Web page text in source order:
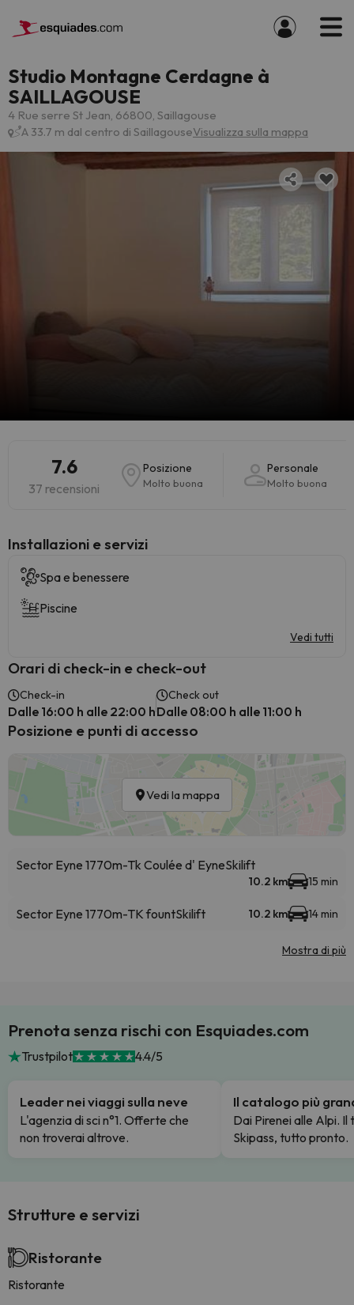
Studio Montagne Cerdagne à
SAILLAGOUSE
4 Rue serre St Jean, 66800, Saillagouse
A 33.7 m dal centro di SaillagouseVisualizza sulla mappa
7.6
37 recensioni
Posizione
Molto buona
Personale
Molto buona
Installazioni e servizi
Spa e benessere
Piscine
Vedi tutti
Orari di check-in e check-out
Check-in
Dalle 16:00 h alle 22:00 h
Check out
Dalle 08:00 h alle 11:00 h
Posizione e punti di accesso
Vedi la mappa
Sector Eyne 1770m-Tk Coulée d' EyneSkilift
10.2 km 15 min
Sector Eyne 1770m-TK fountSkilift 10.2 km 14 min
Mostra di più
Prenota senza rischi con Esquiades.com
Trustpilot 4.4/5
Leader nei viaggi sulla neve
L'agenzia di sci n°1. Offerte che
non troverai altrove.
Il catalogo più
Dai Pirenei alle Alpi. Il
Skipass, tutto pronto.
Strutture e servizi
Ristorante
Ristorante